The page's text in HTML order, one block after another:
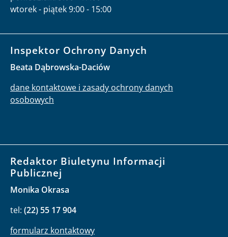
wtorek - piątek 9:00 - 15:00
Inspektor Ochrony Danych
Beata Dąbrowska-Daciów
dane kontaktowe i zasady ochrony danych
osobowych
Redaktor Biuletynu Informacji
Publicznej
Monika Okrasa
tel: (22) 55 17 904
formularz kontaktowy